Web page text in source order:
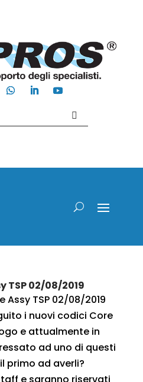
TSP 02/08/2019
TSP 02/08/2019
i nuovi codici Core
e attualmente in
ad uno di questi
primo ad averli?